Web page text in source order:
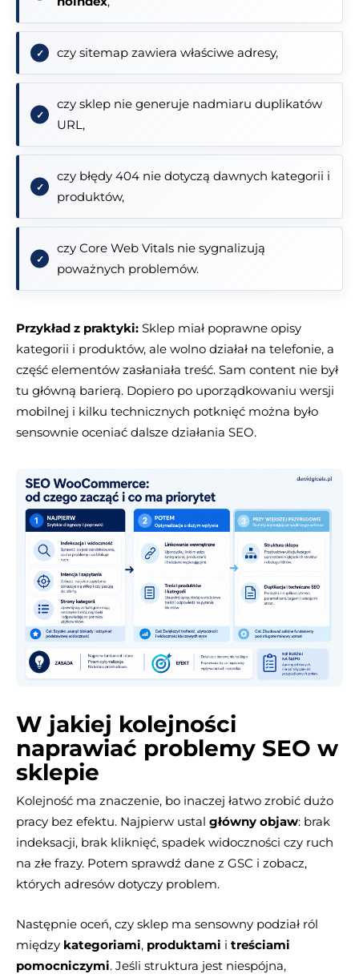
czy sitemap zawiera właściwe adresy,
czy sklep nie generuje nadmiaru duplikatów
URL,
czy błędy 404 nie dotyczą dawnych kategorii i
produktów,
czy Core Web Vitals nie sygnalizują
poważnych problemów.
Przykład z praktyki: Sklep miał poprawne opisy
kategorii i produktów, ale wolno działał na telefonie, a
część elementów zasłaniała treść. Sam content nie był
tu główną barierą. Dopiero po uporządkowaniu wersji
mobilnej i kilku technicznych potknięć można było
sensownie oceniać dalsze działania SEO.
W jakiej kolejności
naprawiać problemy SEO w
sklepie
Kolejność ma znaczenie, bo inaczej łatwo zrobić dużo
pracy bez efektu. Najpierw ustal główny objaw: brak
indeksacji, brak kliknięć, spadek widoczności czy ruch
na złe frazy. Potem sprawdź dane z GSC i zobacz,
których adresów dotyczy problem.
Następnie oceń, czy sklep ma sensowny podział ról
między kategoriami, produktami i treściami
pomocniczymi. Jeśli struktura jest niespójna,